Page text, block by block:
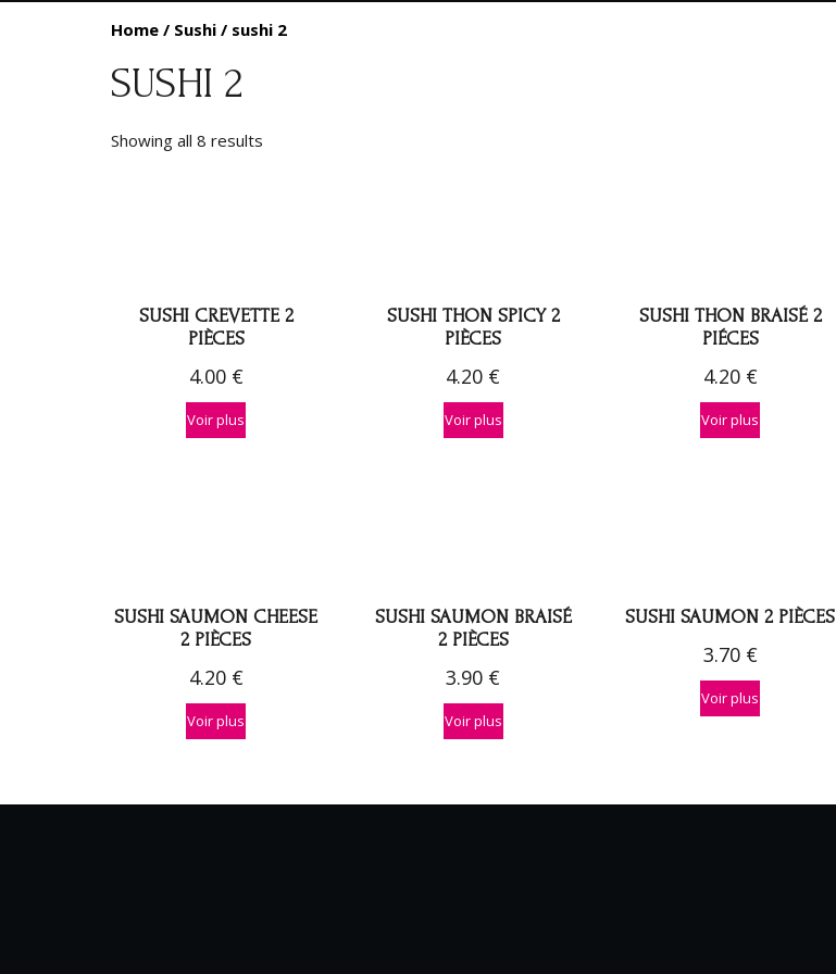
Home / Sushi / sushi 2
SUSHI 2
Showing all 8 results
SUSHI CREVETTE 2
PIÈCES
4.00 €
Voir plus
SUSHI THON SPICY 2
PIÈCES
4.20 €
Voir plus
SUSHI THON BRAISÉ 2
PIÉCES
4.20 €
Voir plus
SUSHI SAUMON CHEESE
2 PIÈCES
4.20 €
Voir plus
SUSHI SAUMON BRAISÉ
2 PIÈCES
3.90 €
Voir plus
SUSHI SAUMON 2 PIÈCES
3.70 €
Voir plus